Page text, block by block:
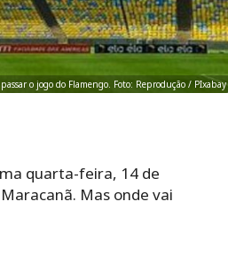
o jogo do Flamengo. Foto: Reprodução / PIxabay
quarta-feira, 14 de
Mas onde vai